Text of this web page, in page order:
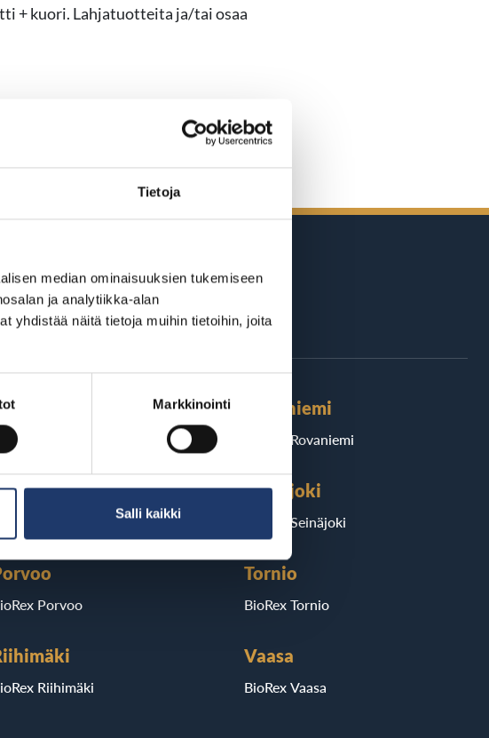
Tietoja
median ominaisuuksien tukemiseen
ja analytiikka-alan
yhdistää näitä tietoja muihin tietoihin, joita
Markkinointi
Salli kaikki
+ kuori. Lahjatuotteita ja/tai osaa
ympäri Suomea
Kajaani
Porvoo
Riihimäki
Rovaniemi
BioRex Rovaniemi
Seinäjoki
BioRex Seinäjoki
Tornio
BioRex Tornio
Vaasa
BioRex Vaasa